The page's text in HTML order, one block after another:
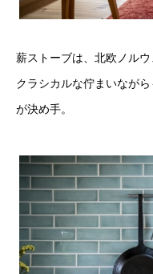
薪ストーブは、北欧ノル
クラシカルな佇まいなが
が決め手。